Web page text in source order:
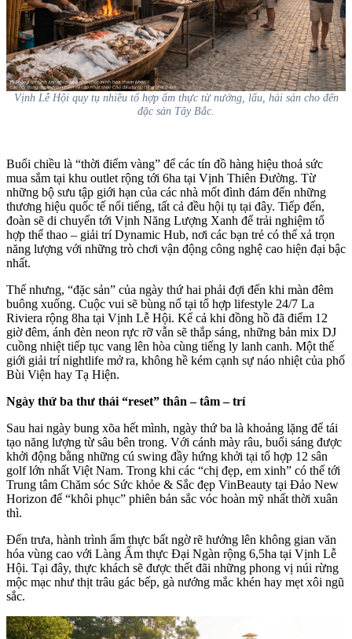
Vịnh Lễ Hội quy tụ nhiều tổ hợp ẩm thực từ nướng, lẩu, hải sản cho đến
đặc sản Tây Bắc.
Buổi chiều là “thời điểm vàng” để các tín đồ hàng hiệu thoả sức
mua sắm tại khu outlet rộng tới 6ha tại Vịnh Thiên Đường. Từ
những bộ sưu tập giới hạn của các nhà mốt đình đám đến những
thương hiệu quốc tế nổi tiếng, tất cả đều hội tụ tại đây. Tiếp đến,
đoàn sẽ di chuyển tới Vịnh Năng Lượng Xanh để trải nghiệm tổ
hợp thể thao – giải trí Dynamic Hub, nơi các bạn trẻ có thể xả trọn
năng lượng với những trò chơi vận động công nghệ cao hiện đại bậc
nhất.
Thế nhưng, “đặc sản” của ngày thứ hai phải đợi đến khi màn đêm
buông xuống. Cuộc vui sẽ bùng nổ tại tổ hợp lifestyle 24/7 La
Riviera rộng 8ha tại Vịnh Lễ Hội. Kể cả khi đồng hồ đã điểm 12
giờ đêm, ánh đèn neon rực rỡ vẫn sẽ thắp sáng, những bản mix DJ
cuồng nhiệt tiếp tục vang lên hòa cùng tiếng ly lanh canh. Một thế
giới giải trí nightlife mở ra, không hề kém cạnh sự náo nhiệt của phố
Bùi Viện hay Tạ Hiện.
Ngày thứ ba thư thái “reset” thân – tâm – trí
Sau hai ngày bung xõa hết mình, ngày thứ ba là khoảng lặng để tái
tạo năng lượng từ sâu bên trong. Với cánh mày râu, buổi sáng được
khởi động bằng những cú swing đầy hứng khởi tại tổ hợp 12 sân
golf lớn nhất Việt Nam. Trong khi các “chị đẹp, em xinh” có thể tới
Trung tâm Chăm sóc Sức khỏe & Sắc đẹp VinBeauty tại Đảo New
Horizon để “khôi phục” phiên bản sắc vóc hoàn mỹ nhất thời xuân
thì.
Đến trưa, hành trình ẩm thực bất ngờ rẽ hướng lên không gian văn
hóa vùng cao với Làng Ẩm thực Đại Ngàn rộng 6,5ha tại Vịnh Lễ
Hội. Tại đây, thực khách sẽ được thết đãi những phong vị núi rừng
mộc mạc như thịt trâu gác bếp, gà nướng mắc khén hay mẹt xôi ngũ
sắc.